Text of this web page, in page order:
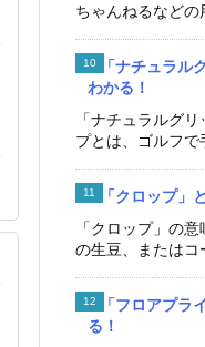
ちゃんねるなどの
「ナチュラル
わかる！
「ナチュラルグ
プとは、ゴルフで
「クロップ」
「クロップ」の
の生豆、またはコ
「フロアプラ
る！